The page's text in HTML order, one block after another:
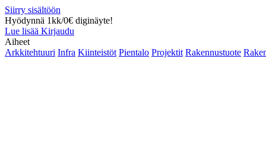
Siirry sisältöön
Hyödynnä 1kk/0€ diginäyte!
Lue lisää Kirjaudu
Aiheet
Arkkitehtuuri Infra Kiinteistöt Pientalo Projektit Rakennustuote